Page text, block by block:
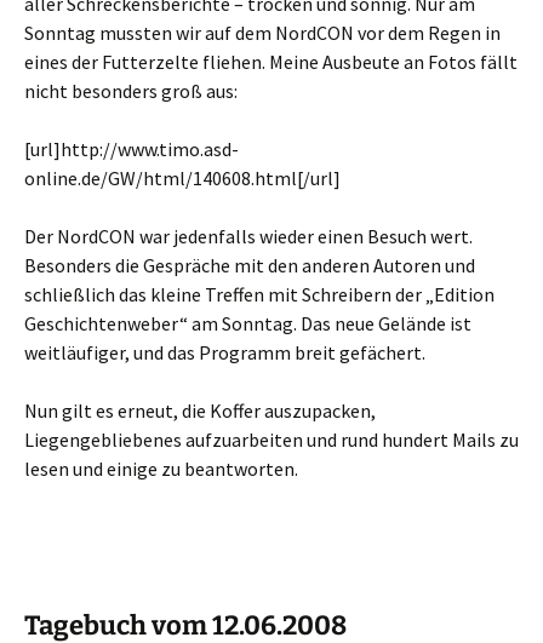
Sonntag mussten wir auf dem NordCON vor dem Regen in
eines der Futterzelte fliehen. Meine Ausbeute an Fotos fällt
nicht besonders groß aus:
[url]http://www.timo.asd-
online.de/GW/html/140608.html[/url]
Der NordCON war jedenfalls wieder einen Besuch wert.
Besonders die Gespräche mit den anderen Autoren und
schließlich das kleine Treffen mit Schreibern der „Edition
Geschichtenweber“ am Sonntag. Das neue Gelände ist
weitläufiger, und das Programm breit gefächert.
Nun gilt es erneut, die Koffer auszupacken,
Liegengebliebenes aufzuarbeiten und rund hundert Mails zu
lesen und einige zu beantworten.
Tagebuch vom 12.06.2008